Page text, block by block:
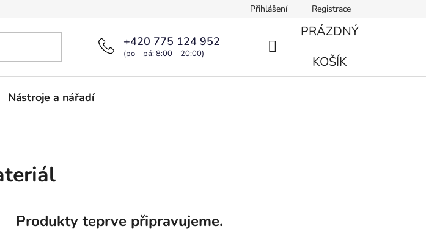
Přihlášení Registrace
+420 775 124 952
(po – pá: 8:00 – 20:00)
NÁKUPNÍ
PRÁZDNÝ
KOŠÍK
Nástroje a nářadí
Produkty teprve připravujeme.